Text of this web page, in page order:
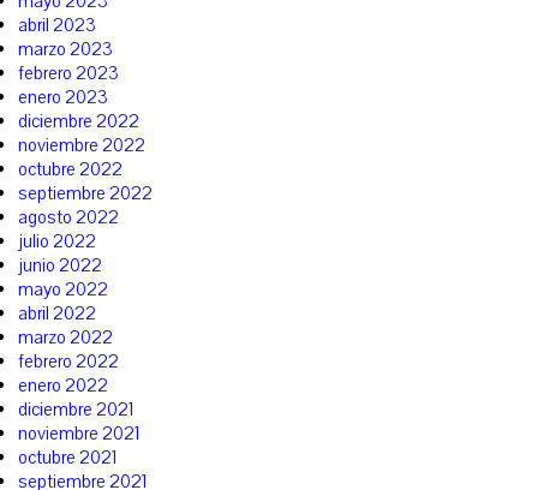
abril 2023
marzo 2023
febrero 2023
enero 2023
diciembre 2022
noviembre 2022
octubre 2022
septiembre 2022
agosto 2022
julio 2022
junio 2022
mayo 2022
abril 2022
marzo 2022
febrero 2022
enero 2022
diciembre 2021
noviembre 2021
octubre 2021
septiembre 2021